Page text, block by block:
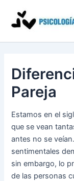
contenido
Pareja
Estamos en el
que se vean
antes no se
sentimentales
sin embargo, lo
de las personas